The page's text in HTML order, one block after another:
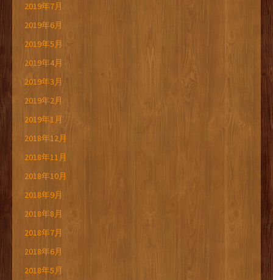
2019年7月
2019年6月
2019年5月
2019年4月
2019年3月
2019年2月
2019年1月
2018年12月
2018年11月
2018年10月
2018年9月
2018年8月
2018年7月
2018年6月
2018年5月